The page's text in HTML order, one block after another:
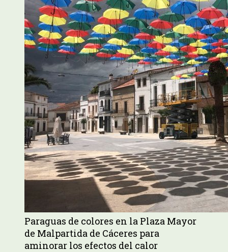
Paraguas de colores en la Plaza Mayor
de Malpartida de Cáceres para
aminorar los efectos del calor